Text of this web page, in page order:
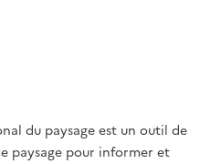
du paysage est un outil de
paysage pour informer et